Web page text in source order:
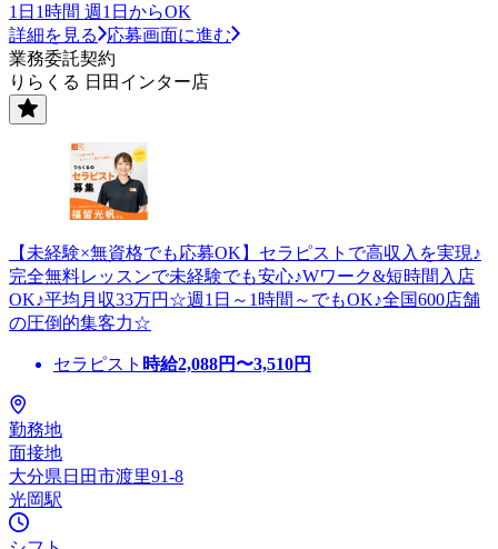
1日1時間 週1日からOK
詳細を見る
応募画面に進む
業務委託契約
りらくる 日田インター店
【未経験×無資格でも応募OK】セラピストで高収入を実現♪
完全無料レッスンで未経験でも安心♪Wワーク&短時間入店
OK♪平均月収33万円☆週1日～1時間～でもOK♪全国600店舗
の圧倒的集客力☆
セラピスト 時給2,088円〜3,510円
勤務地
面接地
大分県日田市渡里91-8
光岡駅